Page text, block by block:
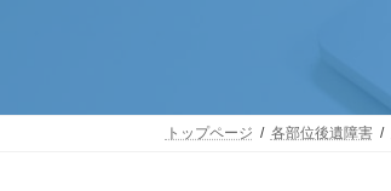
トップページ 各部位後遺障害